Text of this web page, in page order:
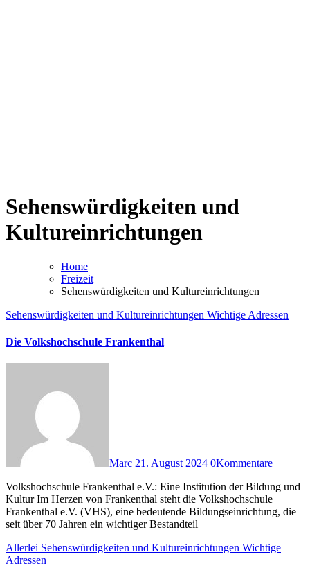
Sehenswürdigkeiten und
Kultureinrichtungen
Home
Freizeit
Sehenswürdigkeiten und Kultureinrichtungen
Sehenswürdigkeiten und Kultureinrichtungen Wichtige Adressen
Die Volkshochschule Frankenthal
Marc 21. August 2024 0Kommentare
Volkshochschule Frankenthal e.V.: Eine Institution der Bildung und
Kultur Im Herzen von Frankenthal steht die Volkshochschule
Frankenthal e.V. (VHS), eine bedeutende Bildungseinrichtung, die
seit über 70 Jahren ein wichtiger Bestandteil
Allerlei Sehenswürdigkeiten und Kultureinrichtungen Wichtige
Adressen